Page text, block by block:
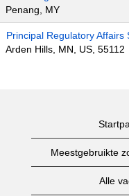
Penang, MY
Principal Regulatory Affairs
Arden Hills, MN, US, 55112
Meestgebruikte
Alle